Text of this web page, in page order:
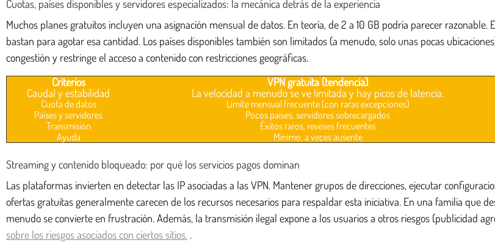
Cuotas, países disponibles y servidores especializados: la mecánica detrás de la experiencia
Muchos planes gratuitos incluyen una asignación mensual de datos. En teoría, de 2 a 10 GB podría parecer
bastan para agotar esa cantidad. Los países disponibles también son limitados (a menudo, solo unas pocas
congestión y restringe el acceso a contenido con restricciones geográficas.
Criterios
VPN gratuita (tendencia)
Caudal y estabilidad
La velocidad a menudo se ve limitada y hay picos de latencia.
Cuota de datos Límite mensual frecuente (con raras excepciones)
Países y servidores
Pocos países, servidores sobrecargados
Transmisión
Éxitos raros, reveses frecuentes
Ayuda
Mínimo, a veces ausente
Streaming y contenido bloqueado: por qué los servicios pagos dominan
Las plataformas invierten en detectar las IP asociadas a las VPN. Mantener grupos de direcciones, ejecutar
ofertas gratuitas generalmente carecen de los recursos necesarios para respaldar esta iniciativa. En una familia que
menudo se convierte en frustración. Además, la transmisión ilegal expone a los usuarios a otros riesgos (publicidad
sobre los riesgos asociados con ciertos sitios. .